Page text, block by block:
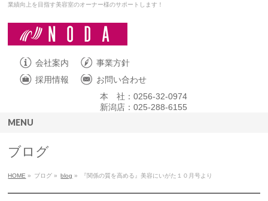
業績向上を目指す美容室のオーナー様のサポートします！
会社案内
事業方針
採用情報
お問い合わせ
本 社：0256-32-0974
新潟店：025-288-6155
MENU
ブログ
HOME » ブログ » blog » 『関係の質を高める』美容にいがた１０月号より